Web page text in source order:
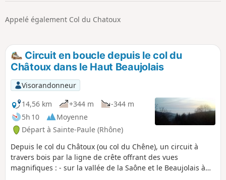
Appelé également Col du Chatoux
Circuit en boucle depuis le col du
Châtoux dans le Haut Beaujolais
Visorandonneur
14,56 km
+344 m
-344 m
5h 10
Moyenne
Départ à Sainte-Paule (Rhône)
Depuis le col du Châtoux (ou col du Chêne), un circuit à
travers bois par la ligne de crête offrant des vues
magnifiques : - sur la vallée de la Saône et le Beaujolais à